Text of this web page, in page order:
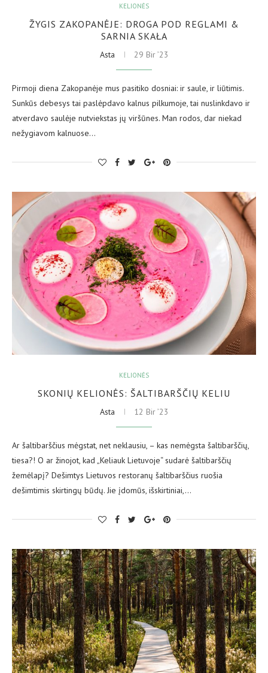
KELIONĖS
ŽYGIS ZAKOPANĖJE: DROGA POD REGLAMI &
SARNIA SKAŁA
Asta 29 Bir ’23
Pirmoji diena Zakopanėje mus pasitiko dosniai: ir saule, ir liūtimis.
Sunkūs debesys tai paslėpdavo kalnus pilkumoje, tai nuslinkdavo ir
atverdavo saulėje nutviekstas jų viršūnes. Man rodos, dar niekad
nežygiavom kalnuose…
KELIONĖS
SKONIŲ KELIONĖS: ŠALTIBARŠČIŲ KELIU
Asta 12 Bir ’23
Ar šaltibarščius mėgstat, net neklausiu, – kas nemėgsta šaltibarščių,
tiesa?! O ar žinojot, kad „Keliauk Lietuvoje“ sudarė šaltibarščių
žemėlapį? Dešimtys Lietuvos restoranų šaltibarščius ruošia
dešimtimis skirtingų būdų. Jie įdomūs, išskirtiniai,…